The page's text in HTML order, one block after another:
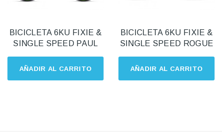
AÑADIR AL CARRITO
BICICLETA 6KU FIXIE &
SINGLE SPEED PAUL
AÑADIR AL CARRITO
BICICLETA 6KU FIXIE &
SINGLE SPEED ROGUE